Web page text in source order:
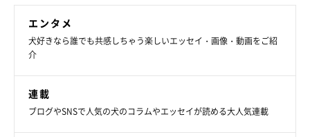
洗面所にいる飼い主を“通せんぼ”する犬 健気
で可愛い理由にキュンとする…「一緒に連れて
てくるのだそう。愛らしいたむたむくんの行動について、飼い主さ
写真提供・取材協力／ @tamtam_kun さん／X（旧Twitter）
エンタメ
犬好きなら誰でも共感しちゃう楽しいエッセイ・画像・動画をご紹
介
連載
ブログやSNSで人気の犬のコラムやエッセイが読める大人気連載